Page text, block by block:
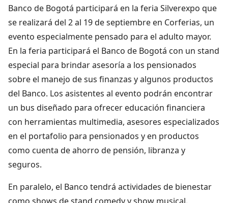
Banco de Bogotá participará en la feria Silverexpo que
se realizará del 2 al 19 de septiembre en Corferias, un
evento especialmente pensado para el adulto mayor.
En la feria participará el Banco de Bogotá con un stand
especial para brindar asesoría a los pensionados
sobre el manejo de sus finanzas y algunos productos
del Banco. Los asistentes al evento podrán encontrar
un bus diseñado para ofrecer educación financiera
con herramientas multimedia, asesores especializados
en el portafolio para pensionados y en productos
como cuenta de ahorro de pensión, libranza y
seguros.
En paralelo, el Banco tendrá actividades de bienestar